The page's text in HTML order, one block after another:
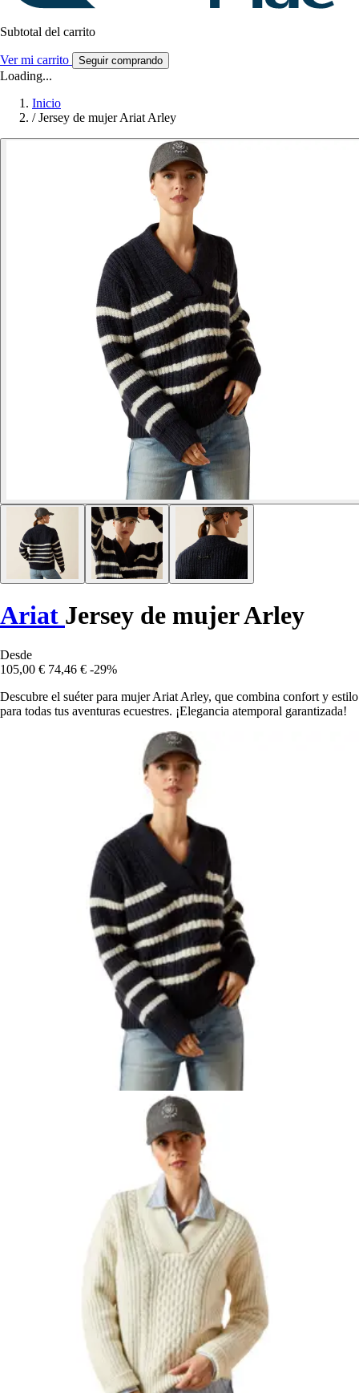
Subtotal del carrito
Ver mi carrito Seguir comprando
Loading...
Inicio
/ Jersey de mujer Ariat Arley
Ariat Jersey de mujer Arley
Desde
105,00 € 74,46 € -29%
Descubre el suéter para mujer Ariat Arley, que combina confort y estilo
para todas tus aventuras ecuestres. ¡Elegancia atemporal garantizada!